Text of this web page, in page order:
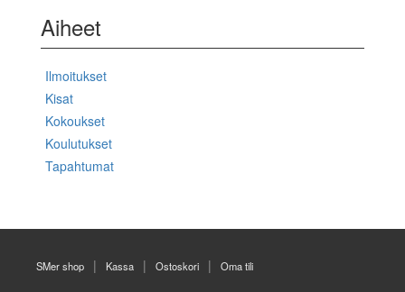
Aiheet
Ilmoitukset
Kisat
Kokoukset
Koulutukset
Tapahtumat
SMer shop Kassa Ostoskori Oma tili